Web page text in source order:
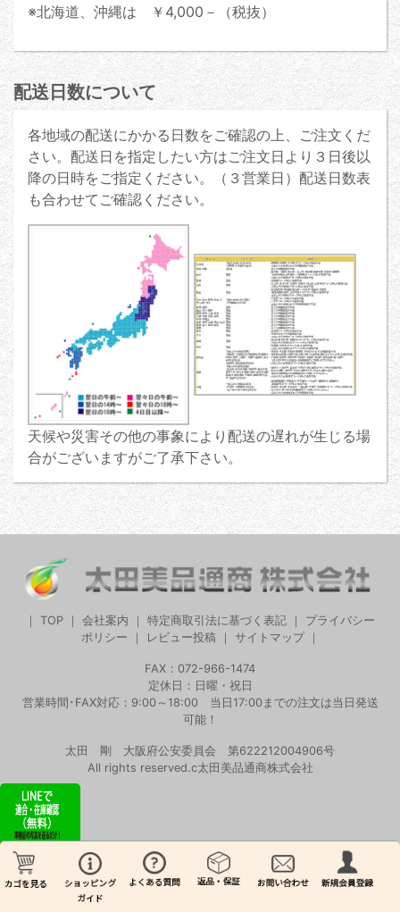
※北海道、沖縄は ￥4,000－（税抜）
配送日数について
各地域の配送にかかる日数をご確認の上、ご注文くだ
さい。配送日を指定したい方はご注文日より３日後以
降の日時をご指定ください。（３営業日）配送日数表
も合わせてご確認ください。
天候や災害その他の事象により配送の遅れが生じる場
合がございますがご了承下さい。
TOP 会社案内 特定商取引法に基づく表記
プライバシー
ポリシー
レビュー投稿｜ サイトマップ｜
FAX：072-966-1474
定休日：日曜・祝日
営業時間･FAX対応：9:00～18:00 当日17:00までの注文は当日発送
可能！
太田 剛 大阪府公安委員会 第622212004906号
All rights reserved.c太田美品通商株式会社